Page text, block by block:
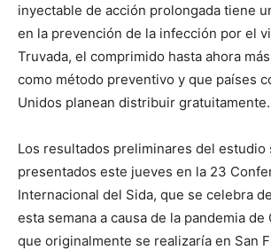
inyectable de acción prolongada tiene
en la prevención de la infección por el
Truvada, el comprimido hasta ahora
como método preventivo y que países
Unidos planean distribuir gratuitamente.
Los resultados preliminares del estudio
presentados este jueves en la 23
Internacional del Sida, que se celebra
esta semana a causa de la pandemia de
que originalmente se realizaría en San